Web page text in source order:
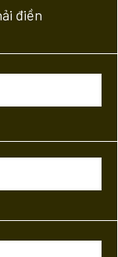
điền